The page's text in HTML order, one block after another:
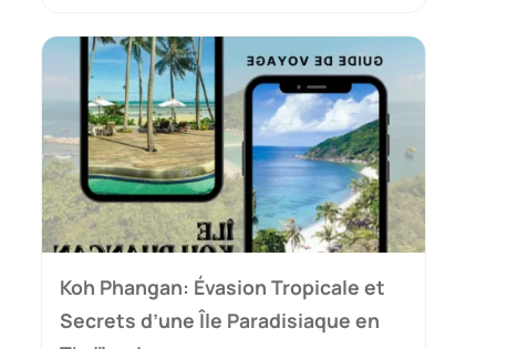
Koh Phangan: Évasion Tropicale et
Secrets d’une Île Paradisiaque en